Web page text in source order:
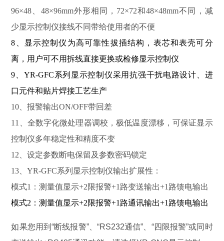
96×48、48×96mm外形相同，72×72和48×48mm不同，减
少显示控制仪接线不同带给使用者的不便
8、显示控制仪为高可靠性拔插结构，表芯和表壳可分
离，用户可不用拆线直接更换或检修显示控制仪
9、YR-GFC系列显示控制仪采用抗强干扰电路设计、进
口元件和贴片焊接工艺生产
10、报警输出ON/OFF带回差
11、全数字化微处理器调校，极低温度漂移，可保证显示
控制仪多年稳定性和精度不变
12、设定参数断电保留及参数密码锁定
13、YR-GFC系列显示控制仪输出扩展性：
模式1：测量值显示+2限报警+1路变送输出+1路馈电输出
模式2：测量值显示+2限报警+1路通讯输出+1路馈电输出
如果您用到“断线报警”、“RS232通信”、“四限报警”或同时